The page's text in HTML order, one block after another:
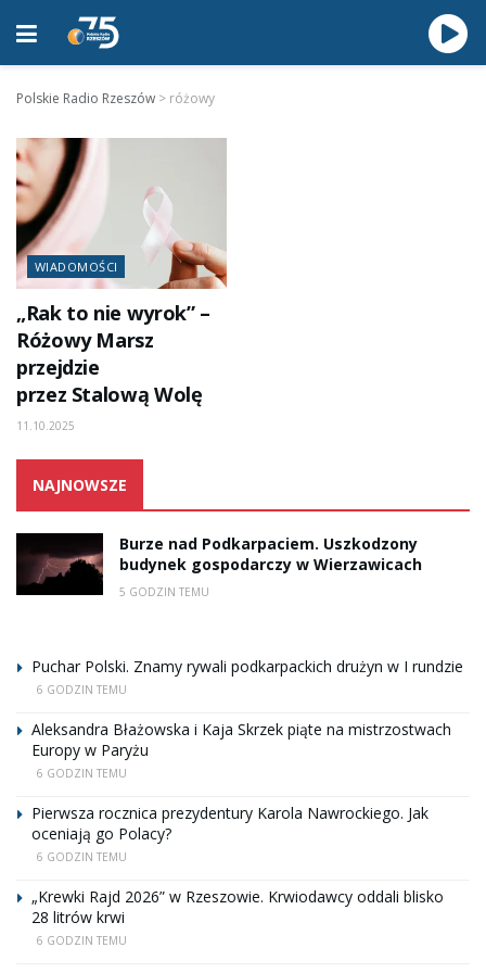
Polskie Radio Rzeszów > różowy
WIADOMOŚCI
„Rak to nie wyrok” –
Różowy Marsz
przejdzie
przez Stalową Wolę
11.10.2025
NAJNOWSZE
Burze nad Podkarpaciem. Uszkodzony
budynek gospodarczy w Wierzawicach
5 GODZIN TEMU
Puchar Polski. Znamy rywali podkarpackich drużyn w I rundzie
6 GODZIN TEMU
Aleksandra Błażowska i Kaja Skrzek piąte na mistrzostwach
Europy w Paryżu
6 GODZIN TEMU
Pierwsza rocznica prezydentury Karola Nawrockiego. Jak
oceniają go Polacy?
6 GODZIN TEMU
„Krewki Rajd 2026” w Rzeszowie. Krwiodawcy oddali blisko
28 litrów krwi
6 GODZIN TEMU